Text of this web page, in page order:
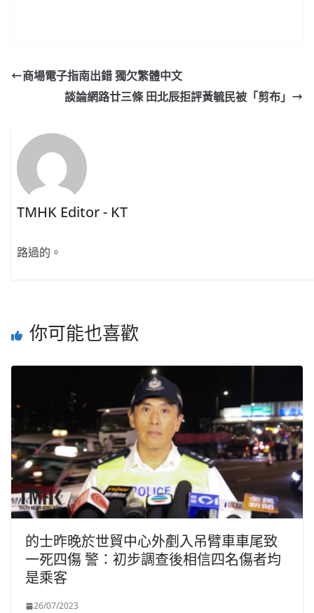
商場電子指南出錯 獨欠繁體中文
談論網路廿三條 田北辰拒評黃毓民被「剪布」
TMHK Editor - KT
路過的。
你可能也喜歡
的士昨晚於世貿中心外剷入吊臂車車尾致
一死四傷 警：初步調查後相信四名傷者均
是乘客
26/07/2023